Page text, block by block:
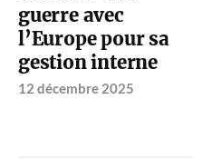
guerre avec
l’Europe pour sa
gestion interne
12 décembre 2025